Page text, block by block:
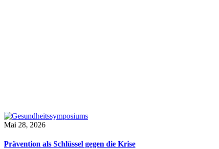
Mai 28, 2026
Prävention als Schlüssel gegen die Krise